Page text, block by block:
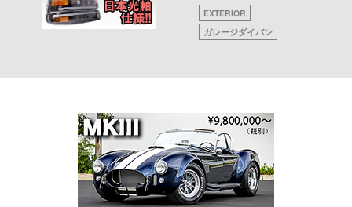
EXTERIOR
ガレージダイバン